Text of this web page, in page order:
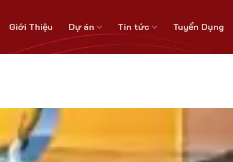
Giới Thiệu Dự án Tin tức Tuyển Dụng